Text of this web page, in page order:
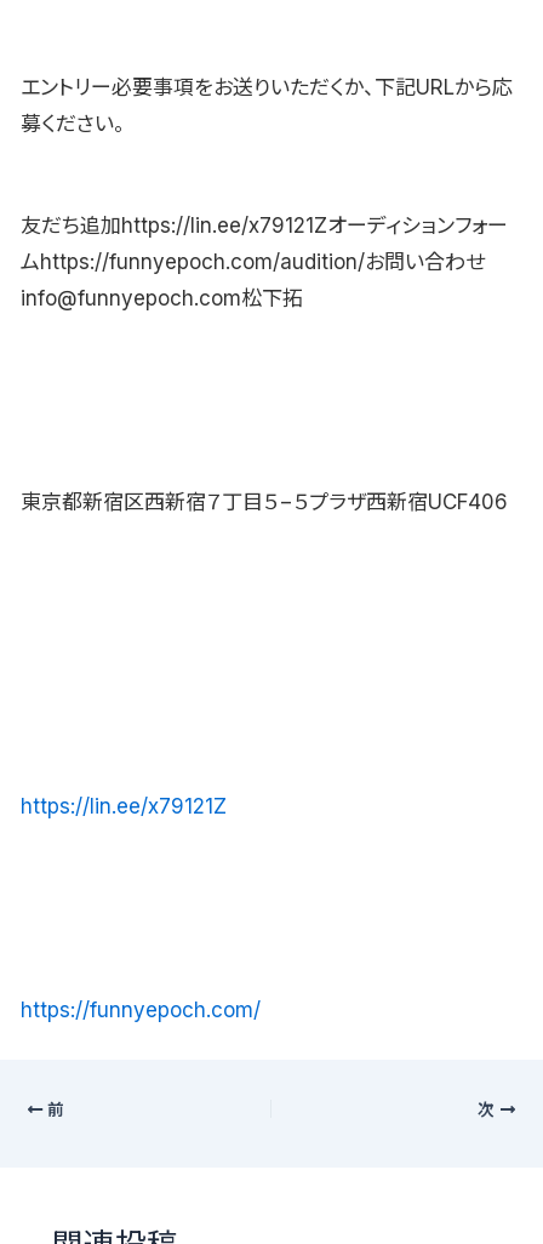
エントリー必要事項をお送りいただくか、下記URLから応
募ください。
友だち追加https://lin.ee/x79121Zオーディションフォー
ムhttps://funnyepoch.com/audition/お問い合わせ
info@funnyepoch.com松下拓
東京都新宿区西新宿７丁目５−５プラザ西新宿UCF406
https://lin.ee/x79121Z
https://funnyepoch.com/
前 次